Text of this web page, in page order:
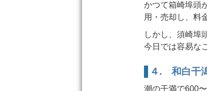
かつて箱崎埠頭
用・売却し、料
しかし、須崎埠
今日では容易な
４. 和白干
潮の干満で600